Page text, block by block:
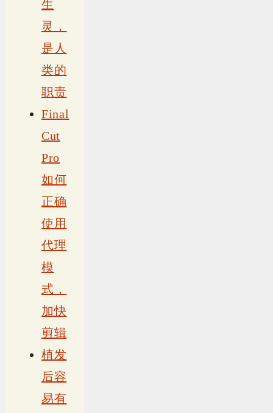
生
灵，
是人
类的
职责
Final
Cut
Pro
如何
正确
使用
代理
模
式，
加快
剪辑
植发
后容
易有